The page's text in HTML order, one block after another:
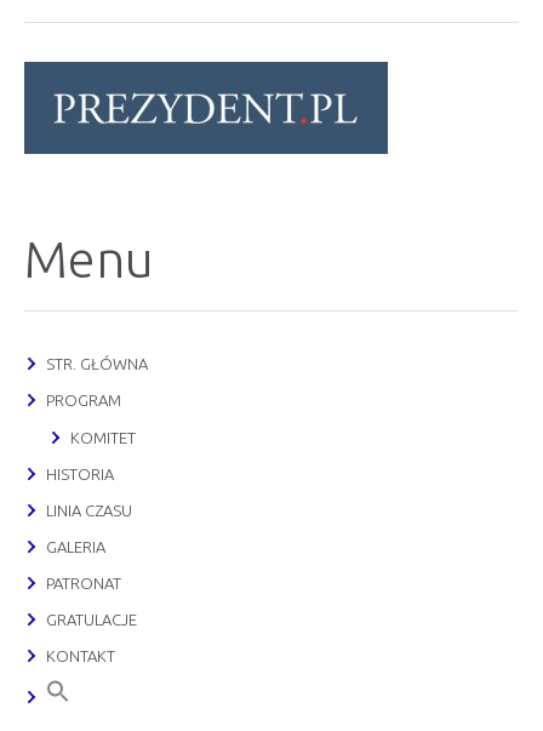
Menu
STR. GŁÓWNA
PROGRAM
KOMITET
HISTORIA
LINIA CZASU
GALERIA
PATRONAT
GRATULACJE
KONTAKT